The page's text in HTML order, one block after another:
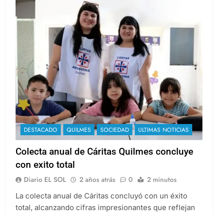
DESTACADO QUILMES SOCIEDAD ULTIMAS NOTICIAS
Colecta anual de Cáritas Quilmes concluye
con exito total
Diario EL SOL 2 años atrás 0 2 minutos
La colecta anual de Cáritas concluyó con un éxito
total, alcanzando cifras impresionantes que reflejan